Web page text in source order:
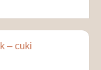
– cuki